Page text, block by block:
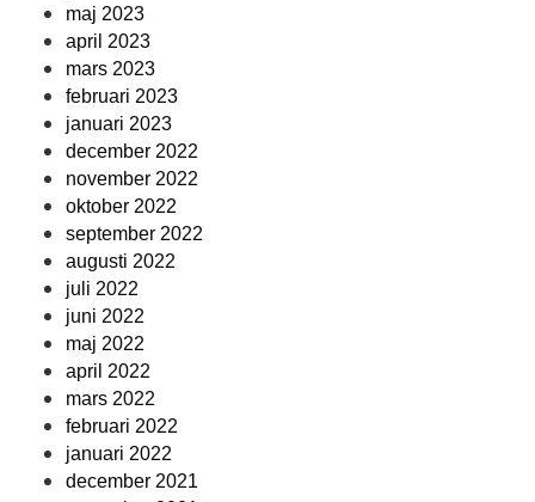
maj 2023
april 2023
mars 2023
februari 2023
januari 2023
december 2022
november 2022
oktober 2022
september 2022
augusti 2022
juli 2022
juni 2022
maj 2022
april 2022
mars 2022
februari 2022
januari 2022
december 2021